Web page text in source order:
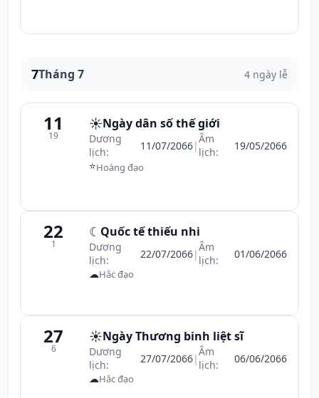
7Tháng 7 4 ngày lễ
11
19
☀️Ngày dân số thế giới
Dương
lịch:
11/07/2066|Âm
lịch:
19/05/2066
⭐Hoàng đạo
22
1
☾ Quốc tế thiếu nhi
Dương
lịch:
22/07/2066|Âm
lịch:
01/06/2066
☁Hắc đạo
27
6
☀️Ngày Thương binh liệt sĩ
Dương
lịch:
27/07/2066|Âm
lịch:
06/06/2066
☁Hắc đạo